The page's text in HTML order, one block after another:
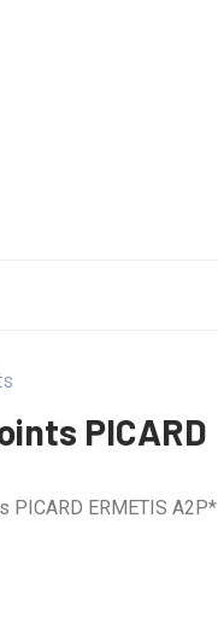
PICARD
PICARD ERMETIS A2P*